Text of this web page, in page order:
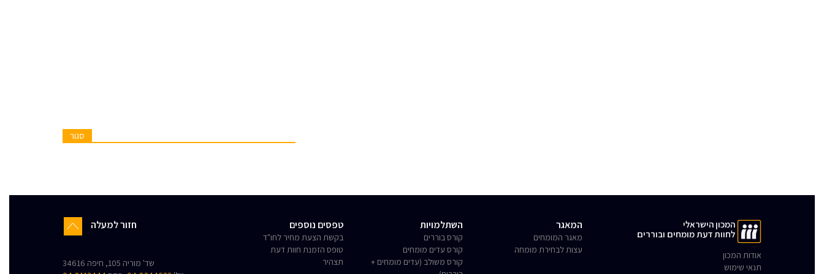
סגור
המכון הישראלי
לחוות דעת מומחים ובוררים
אודות המכון
תנאי שימוש
המאגר
מאגר המומחים
עצות לבחירת מומחה
השתלמויות
קורס בוררים
קורס עדים מומחים
קורס משולב (עדים מומחים +
טפסים נוספים
בקשת הצעת מחיר לחו"ד
טופס הזמנת חוות דעת
תצהיר
חזור למעלה
שד' מוריה 105, חיפה 34616